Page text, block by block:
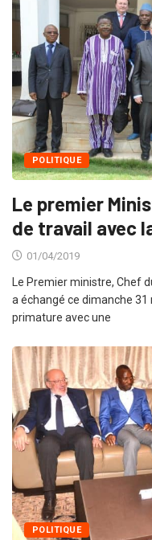
POLITIQUE
Le premier
de travail avec
01/04/2019
Le Premier ministre, Chef
a échangé ce dimanche 31
primature avec une
POLITIQUE